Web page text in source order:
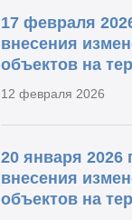
17 февраля
внесения
объектов на
12 февраля 2026
20 января 2026
внесения
объектов на